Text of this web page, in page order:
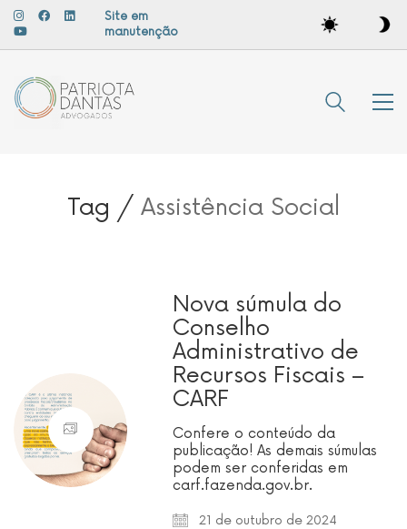
Site em
manutenção
Tag / Assistência Social
Nova súmula do
Conselho
Administrativo de
Recursos Fiscais –
CARF
Confere o conteúdo da
publicação! As demais súmulas
podem ser conferidas em
carf.fazenda.gov.br.
21 de outubro de 2024